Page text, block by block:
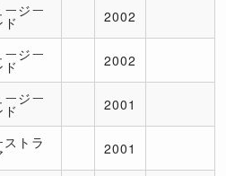
ージー 2002
ージー 2002
ージー 2001
ストラ 2001